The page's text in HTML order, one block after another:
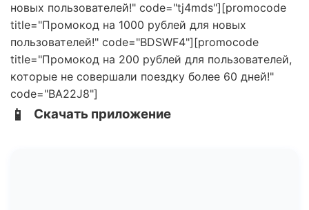
новых пользователей!" code="tj4mds"][promocode
title="Промокод на 1000 рублей для новых
пользователей!" code="BDSWF4"][promocode
title="Промокод на 200 рублей для пользователей,
которые не совершали поездку более 60 дней!"
code="BA22J8"]
📱 Скачать приложение